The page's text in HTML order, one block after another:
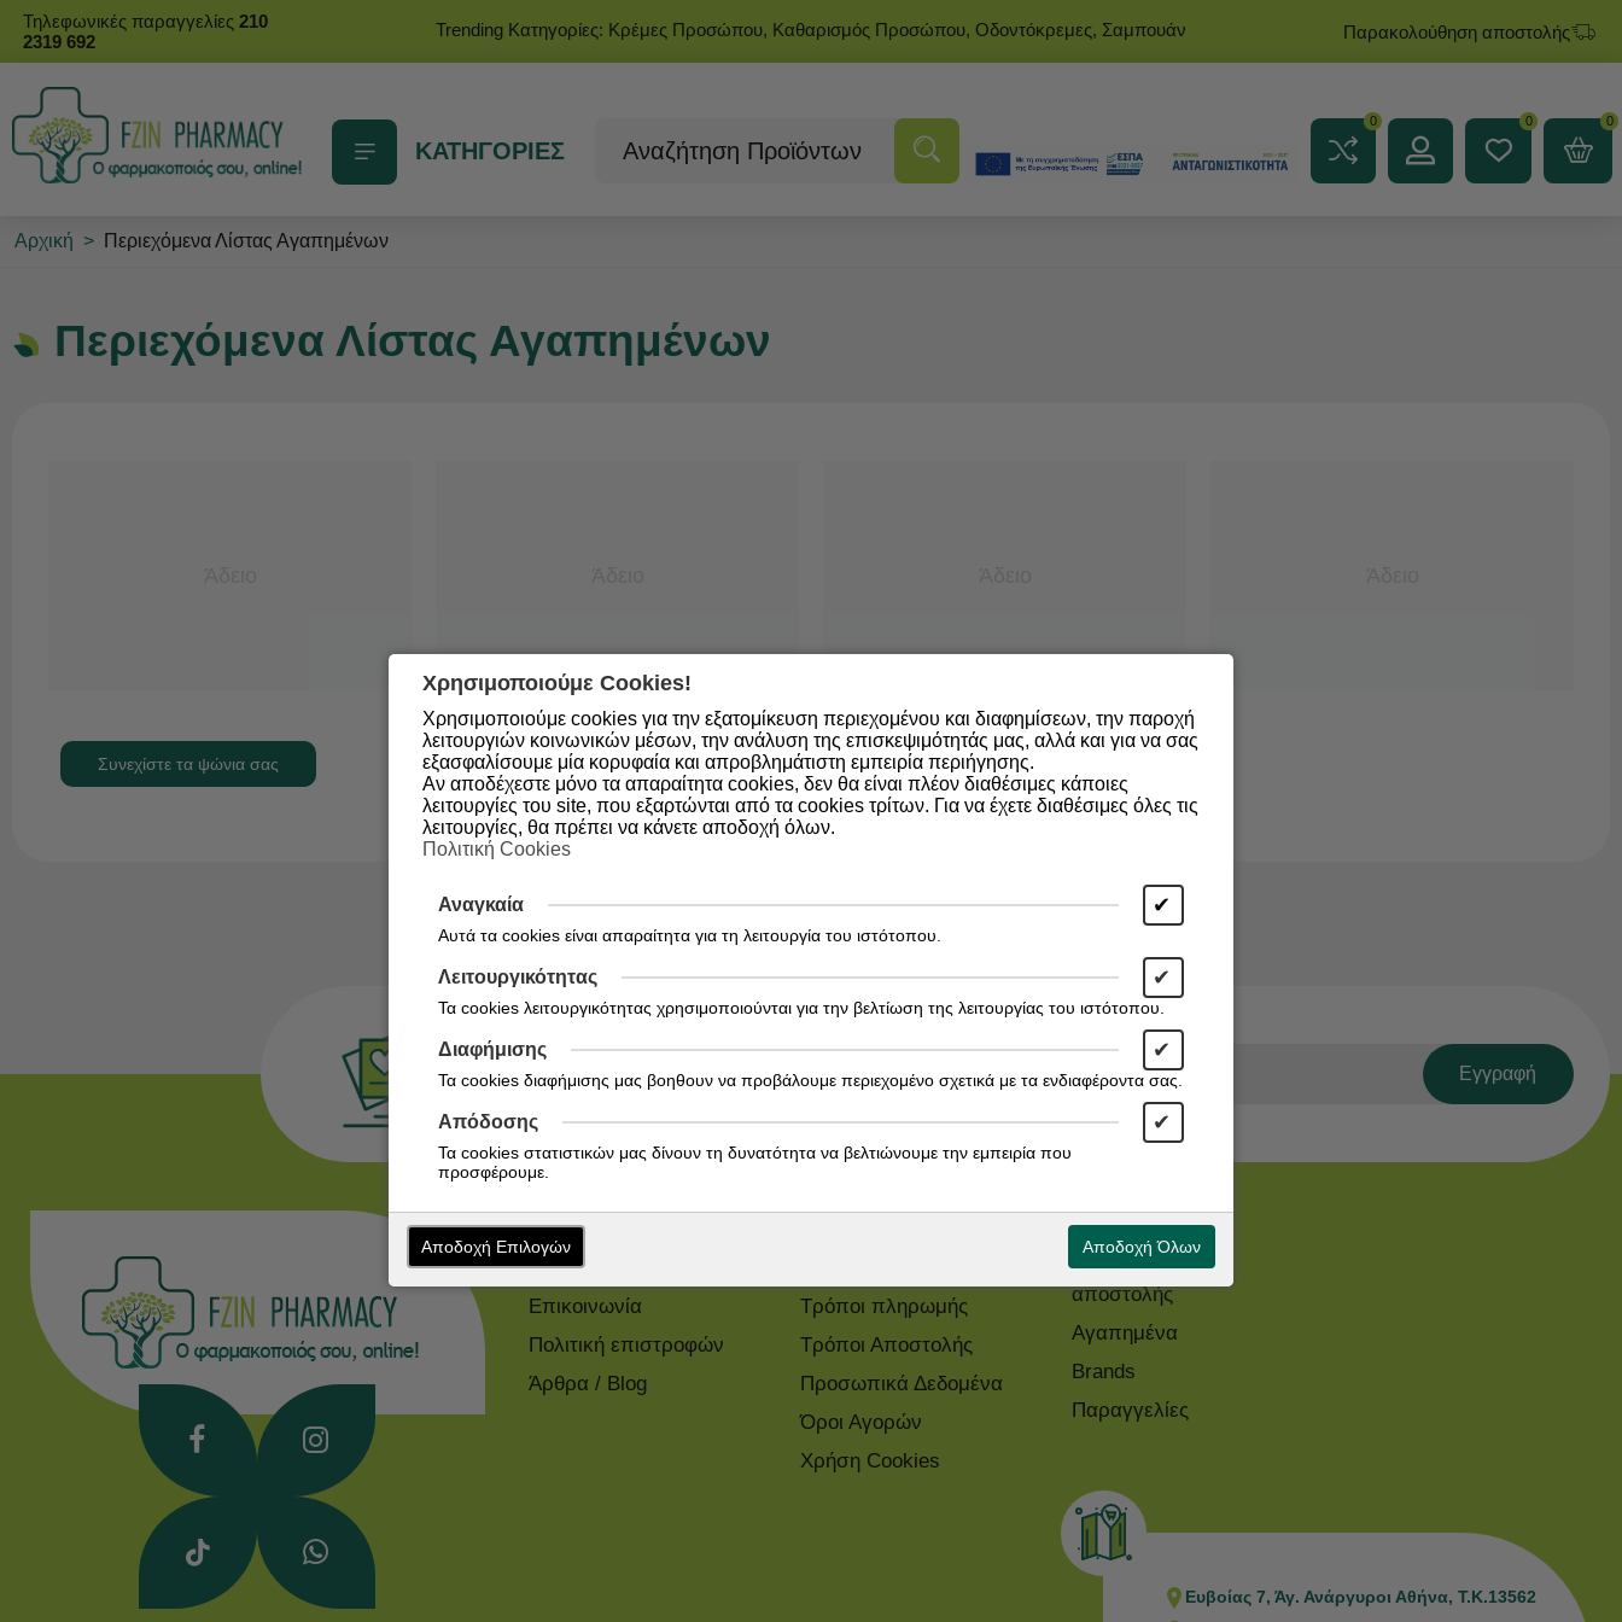
Τηλεφωνικές παραγγελίες 210
2319 692
Trending Κατηγορίες: Κρέμες Προσώπου, Καθαρισμός Προσώπου, Οδοντόκρεμες, Σαμπουάν Παρακολούθηση αποστολής
ΚΑΤΗΓΟΡΙΕΣ
0 0 0
Αρχική > Περιεχόμενα Λίστας Αγαπημένων
Περιεχόμενα Λίστας Αγαπημένων
Συνεχίστε τα ψώνια σας
Εγγραφείτε στο Newsletter!
Ενημερωθείτε άμεσα για τις προσφορές μας!
Εγγραφή
FZIN PHARMACY
Σχετικά με μας
Επικοινωνία
Πολιτική επιστροφών
Άρθρα / Blog
Τρόποι πληρωμής
Τρόποι Αποστολής
Προσωπικά Δεδομένα
Όροι Αγορών
Χρήση Cookies
Χρήσιμα
Παρακολούθηση
αποστολής
Αγαπημένα
Brands
Παραγγελίες
Ευβοίας 7, Άγ. Ανάργυροι Αθήνα, Τ.Κ.13562
Χρησιμοποιούμε Cookies!
Χρησιμοποιούμε cookies για την εξατομίκευση περιεχομένου και διαφημίσεων, την παροχή
λειτουργιών κοινωνικών μέσων, την ανάλυση της επισκεψιμότητάς μας, αλλά και για να σας
εξασφαλίσουμε μία κορυφαία και απροβλημάτιστη εμπειρία περιήγησης.
Αν αποδέχεστε μόνο τα απαραίτητα cookies, δεν θα είναι πλέον διαθέσιμες κάποιες
λειτουργίες του site, που εξαρτώνται από τα cookies τρίτων. Για να έχετε διαθέσιμες όλες τις
λειτουργίες, θα πρέπει να κάνετε αποδοχή όλων.
Πολιτική Cookies
Αναγκαία ✔
Αυτά τα cookies είναι απαραίτητα για τη λειτουργία του ιστότοπου.
Λειτουργικότητας ✔
Τα cookies λειτουργικότητας χρησιμοποιούνται για την βελτίωση της λειτουργίας του ιστότοπου.
Διαφήμισης ✔
Τα cookies διαφήμισης μας βοηθουν να προβάλουμε περιεχομένο σχετικά με τα ενδιαφέροντα σας.
Απόδοσης ✔
Τα cookies στατιστικών μας δίνουν τη δυνατότητα να βελτιώνουμε την εμπειρία που
προσφέρουμε.
Αποδοχή Επιλογών Αποδοχή Όλων